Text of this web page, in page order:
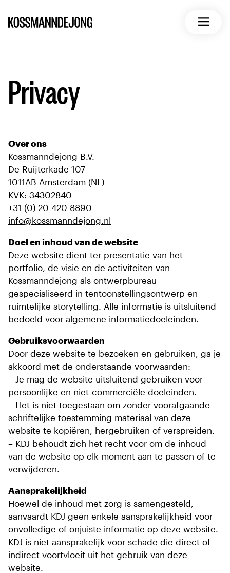
Home Open
Privacy
Over ons
Kossmanndejong B.V.
De Ruijterkade 107
1011AB Amsterdam (NL)
KVK: 34302840
+31 (0) 20 420 8890
info@kossmanndejong.nl
Doel en inhoud van de website
Deze website dient ter presentatie van het
portfolio, de visie en de activiteiten van
Kossmanndejong als ontwerpbureau
gespecialiseerd in tentoonstellingsontwerp en
ruimtelijke storytelling. Alle informatie is uitsluitend
bedoeld voor algemene informatiedoeleinden.
Gebruiksvoorwaarden
Door deze website te bezoeken en gebruiken, ga je
akkoord met de onderstaande voorwaarden:
– Je mag de website uitsluitend gebruiken voor
persoonlijke en niet-commerciële doeleinden.
– Het is niet toegestaan om zonder voorafgaande
schriftelijke toestemming materiaal van deze
website te kopiëren, hergebruiken of verspreiden.
– KDJ behoudt zich het recht voor om de inhoud
van de website op elk moment aan te passen of te
verwijderen.
Aansprakelijkheid
Hoewel de inhoud met zorg is samengesteld,
aanvaardt KDJ geen enkele aansprakelijkheid voor
onvolledige of onjuiste informatie op deze website.
KDJ is niet aansprakelijk voor schade die direct of
indirect voortvloeit uit het gebruik van deze
website.